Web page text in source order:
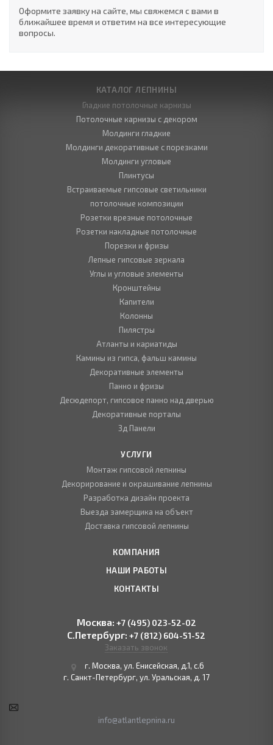
Оформите заявку на сайте, мы свяжемся с вами в
ближайшее время и ответим на все интересующие
вопросы.
КАТАЛОГ ЛЕПНИНЫ
Гладкие потолочные карнизы
Потолочные карнизы с декором
Молдинги гладкие
Молдинги декоративные с порезками
Молдинги угловые
Плинтусы
Встраиваемые гипсовые светильники
потолочные композиции
Розетки врезные потолочные
Розетки накладные потолочные
Порезки и фризы
Лепные гипсовые зеркала
Углы и угловые элементы
Кронштейны
Капители
Колонны
Пилястры
Атланты и кариатиды
Камины из гипса, фальш камины
Декоративные элементы
Панно и фризы
Десюдепорт, гипсовое панно над дверью
Декоративные порталы
3д Панели
УСЛУГИ
Монтаж гипсовой лепнины
Декорирование и окрашивание лепнины
Разработка дизайн проекта
Выезда замерщика на объект
Доставка гипсовой лепнины
КОМПАНИЯ
НАШИ РАБОТЫ
КОНТАКТЫ
Москва: +7 (495) 023-52-02
С.Петербург: +7 (812) 604-51-52
Заказать звонок
г. Москва, ул. Енисейская, д.1, с.6
г. Санкт-Петербург, ул. Уральская, д. 17
info@atlantlepnina.ru